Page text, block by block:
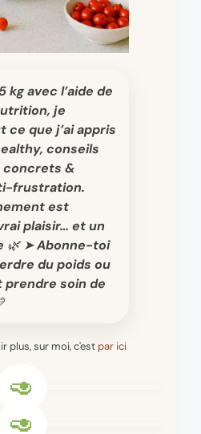
kg avec l’aide de
je
ce que j’ai appris
conseils
&
frustration.
est
plaisir… et un
🌿 ➤ Abonne-toi
du poids ou
prendre soin de
plus, sur moi, c'est par ici